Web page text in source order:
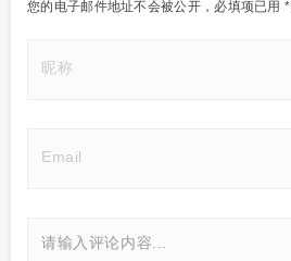
您的电子邮件地址不会被公开， 必填项已用*